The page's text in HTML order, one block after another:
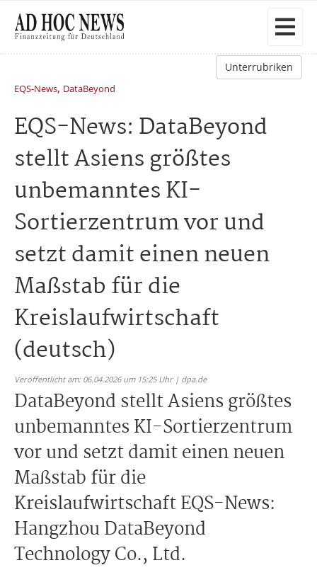
Unterrubriken
EQS-News, DataBeyond
EQS-News: DataBeyond
stellt Asiens größtes
unbemanntes KI-
Sortierzentrum vor und
setzt damit einen neuen
Maßstab für die
Kreislaufwirtschaft
(deutsch)
Veröffentlicht am: 06.04.2026 um 15:25 Uhr | dpa.de
DataBeyond stellt Asiens größtes
unbemanntes KI-Sortierzentrum
vor und setzt damit einen neuen
Maßstab für die
Kreislaufwirtschaft EQS-News:
Hangzhou DataBeyond
Technology Co., Ltd.